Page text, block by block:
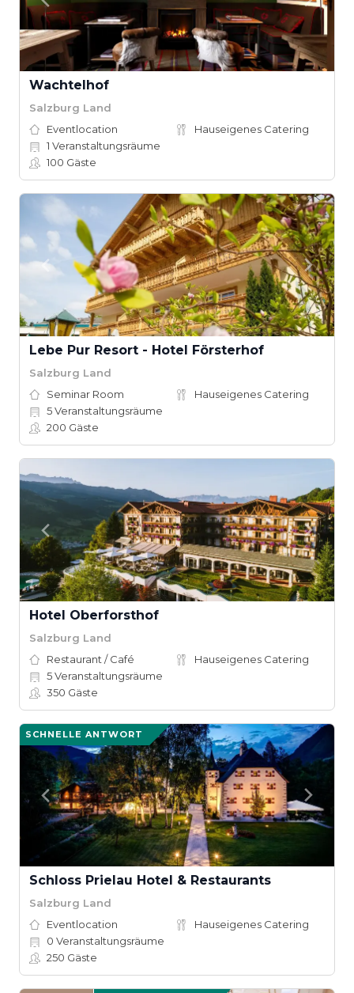
Wachtelhof
Salzburg Land
Eventlocation
Hauseigenes Catering
1 Veranstaltungsräume
100 Gäste
Lebe Pur Resort - Hotel Försterhof
Salzburg Land
Seminar Room
Hauseigenes Catering
5Veranstaltungsräume
200 Gäste
Hotel Oberforsthof
Salzburg Land
Restaurant / Café
Hauseigenes Catering
5Veranstaltungsräume
350 Gäste
SCHNELLE ANTWORT
Schloss Prielau Hotel & Restaurants
Salzburg Land
Eventlocation
Hauseigenes Catering
0 Veranstaltungsräume
250 Gäste